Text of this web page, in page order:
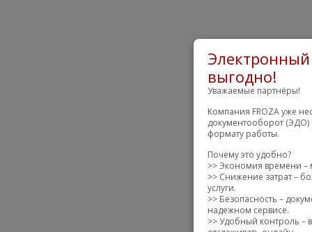
выгодно!
Уважаемые партнёры!
Компания FROZA уже
документооборот (ЭДО)
формату работы.
Почему это удобно?
>> Экономия времени –
>> Снижение затрат –
услуги.
>> Безопасность –
надежном сервисе.
>> Удобный контроль –